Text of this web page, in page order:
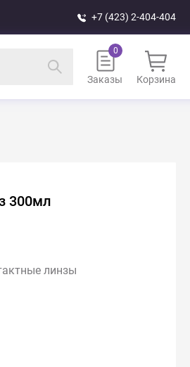
+7 (423) 2-404-404
Заказы Корзина
300мл
линзы